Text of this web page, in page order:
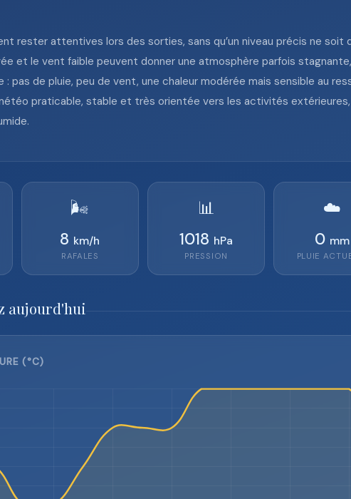
rester attentives lors des sorties, sans qu’un niveau précis ne soit
et le vent faible peuvent donner une atmosphère parfois
pas de pluie, peu de vent, une chaleur modérée mais sensible au
praticable, stable et très orientée vers les activités
🌬️
8 km/h
RAFALES
📊
1018 hPa
PRESSION
☁️
0 mm
PLUIE
aujourd'hui
(°C)